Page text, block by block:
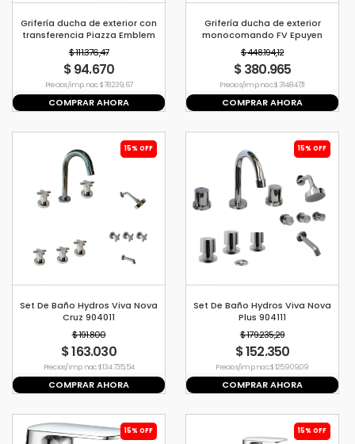
Grifería ducha de exterior con
transferencia Piazza Emblem
$ 111.376,47
$ 94.670
Precio s/imp. nac. $ 78.239,67
COMPRAR AHORA
Grifería ducha de exterior
monocomando FV Epuyen
NEGRO 0310/L2-NG
$ 448.194,12
$ 380.965
Precio s/imp. nac. $ 314.847,11
COMPRAR AHORA
15% OFF
Set De Baño Hydros Viva Nova
Cruz 904011
$ 191.800
$ 163.030
Precio s/imp. nac. $ 134.735,54
COMPRAR AHORA
15% OFF
Set De Baño Hydros Viva Nova
Plus 904111
$ 179.235,29
$ 152.350
Precio s/imp. nac. $ 125.909,09
COMPRAR AHORA
15% OFF 15% OFF